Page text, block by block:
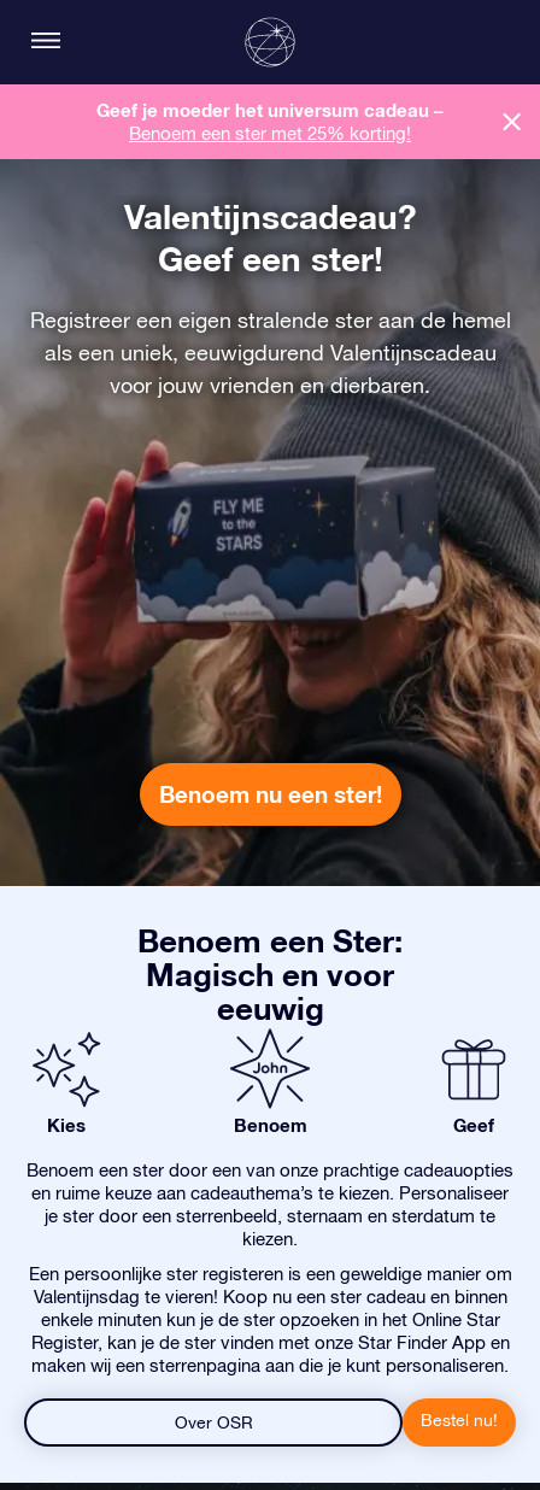
Geef je moeder het universum cadeau –
Benoem een ​​ster met 25% korting!
Valentijnscadeau?
Geef een ster!
Registreer een eigen stralende ster aan de hemel
als een uniek, eeuwigdurend Valentijnscadeau
voor jouw vrienden en dierbaren.
Benoem nu een ster!
Benoem een Ster:
Magisch en voor
eeuwig
Kies Benoem Geef
Benoem een ster door een van onze prachtige cadeauopties
en ruime keuze aan cadeauthema’s te kiezen. Personaliseer
je ster door een sterrenbeeld, sternaam en sterdatum te
kiezen.
Een persoonlijke ster registeren is een geweldige manier om
Valentijnsdag te vieren! Koop nu een ster cadeau en binnen
enkele minuten kun je de ster opzoeken in het Online Star
Register, kan je de ster vinden met onze Star Finder App en
maken wij een sterrenpagina aan die je kunt personaliseren.
Over OSR Bestel nu!